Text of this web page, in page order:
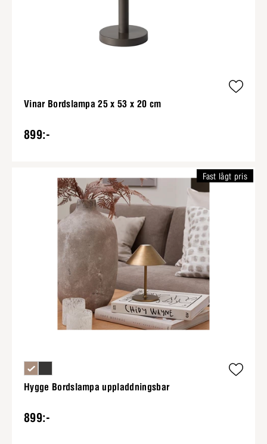
Vinar Bordslampa 25 x 53 x 20 cm
899:-
Hygge Bordslampa uppladdningsbar
899:-
Fast lågt pris